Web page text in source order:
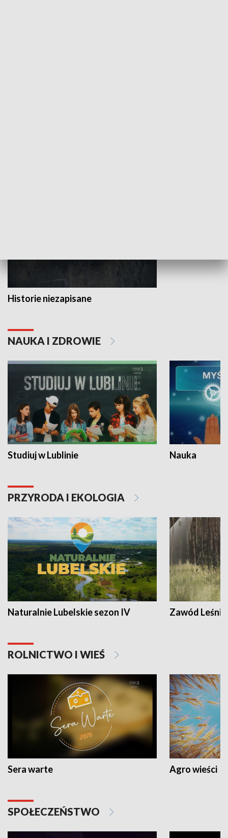
Historie niezapisane
NAUKA I ZDROWIE
Studiuj w Lublinie Nauka
PRZYRODA I EKOLOGIA
Naturalnie Lubelskie sezon IV Zawód Leśnik
ROLNICTWO I WIEŚ
Sera warte Agro wieści
SPOŁECZEŃSTWO